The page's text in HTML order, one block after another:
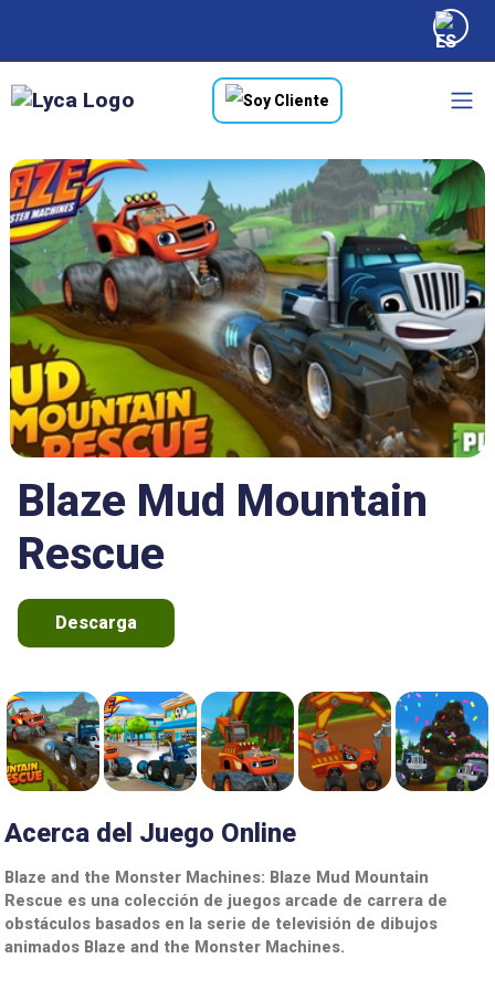
Soy Cliente
Blaze Mud Mountain
Rescue
Descarga
Acerca del Juego Online
Blaze and the Monster Machines: Blaze Mud Mountain
Rescue es una colección de juegos arcade de carrera de
obstáculos basados en la serie de televisión de dibujos
animados Blaze and the Monster Machines.